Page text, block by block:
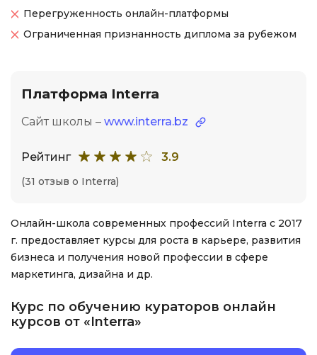
Перегруженность онлайн-платформы
Ограниченная признанность диплома за рубежом
Платформа Interra
Сайт школы – www.interra.bz
Рейтинг 3.9
(31 отзыв о Interra)
Онлайн-школа современных профессий Interra с 2017
г. предоставляет курсы для роста в карьере, развития
бизнеса и получения новой профессии в сфере
маркетинга, дизайна и др.
Курс по обучению кураторов онлайн
курсов от «Interra»